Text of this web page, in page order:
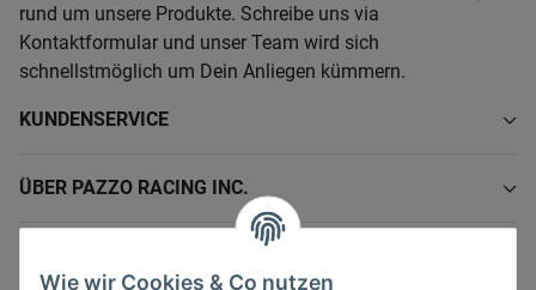
Wie wir Cookies & Co nutzen
rund um unsere Produkte. Schreibe uns via
Kontaktformular und unser Team wird sich
schnellstmöglich um Dein Anliegen kümmern.
KUNDENSERVICE
ÜBER PAZZO RACING INC.